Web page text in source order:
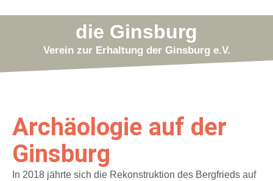
die Ginsburg
Verein zur Erhaltung der Ginsburg e.V.
Archäologie auf der
Ginsburg
In 2018 jährte sich die Rekonstruktion des Bergfrieds auf